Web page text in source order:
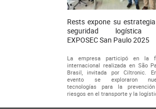
Rests expone su
seguridad logística
EXPOSEC San Paulo 2025
La empresa participó en la
internacional realizada en São
Brasil, invitada por Ciltronic.
evento se exploraron
tecnologías para la
riesgos en el transporte y la